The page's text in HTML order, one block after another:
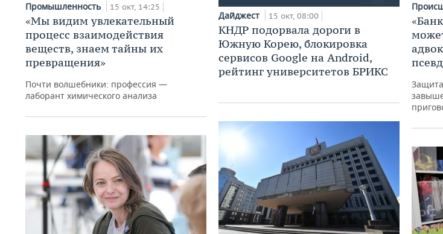
Промышленность 15 окт, 14:25
«Мы видим увлекательный
процесс взаимодействия
веществ, знаем тайны их
превращения»
Почти волшебники: профессия —
лаборант химического анализа
Дайджест 15 окт, 08:00
КНДР подорвала дороги в
Южную Корею, блокировка
сервисов Google на Android,
рейтинг университетов БРИКС